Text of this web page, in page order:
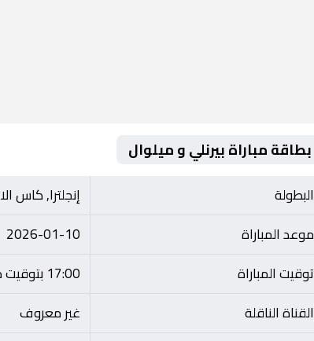
بطاقة مباراة بيرنلي و ميلوال
البطولة
إنجلترا, كاس
موعد المباراة
2026-01-10
توقيت المباراة
17:00 بتوقيت مصر
القناة الناقلة
غير معروف